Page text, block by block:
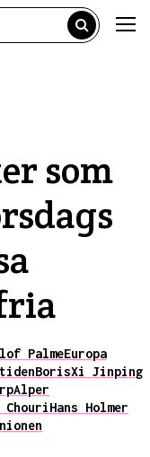
som
PalmeEuropa
BorisXi Jinping
Alper
Hans Holmer